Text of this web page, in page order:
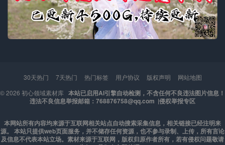
30天热门 7天热门 热门标签 用户协议 版权声明
网站地图
© 2026 初心领域素材库 本站已启用AI引擎自动检测，不含任何不良违法图片信息！
违法不良信息举报邮箱：768876758@qq.com |侵权举报专区
本网站所有内容均来源于互联网相关站点自动搜索采集信息，相关链接已经注明来
源。 本站只提供web页面服务，并不储存任何资源，也不参与录制、上传，所有言论
及信息不代表本站立场。素材来源于互联网，版权归原作者所有，若有侵权问题敬请